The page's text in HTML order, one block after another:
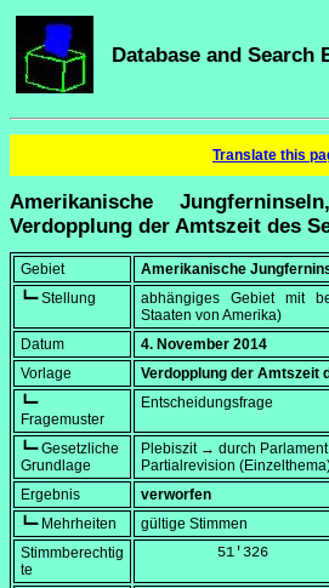
Database and Search
Translate this
Amerikanische
Verdopplung der Amtszeit des
Gebiet
Amerikanische
┗━ Stellung
abhängiges Gebiet mit
Staaten von Amerika)
Datum
4. November 2014
Vorlage
Verdopplung der Amtszeit
┗━
Fragemuster
Entscheidungsfrage
┗━ Gesetzliche
Grundlage
Plebiszit → durch
Partialrevision
Ergebnis
verworfen
┗━ Mehrheiten
gültige Stimmen
Stimmberechtig
te
         51'326